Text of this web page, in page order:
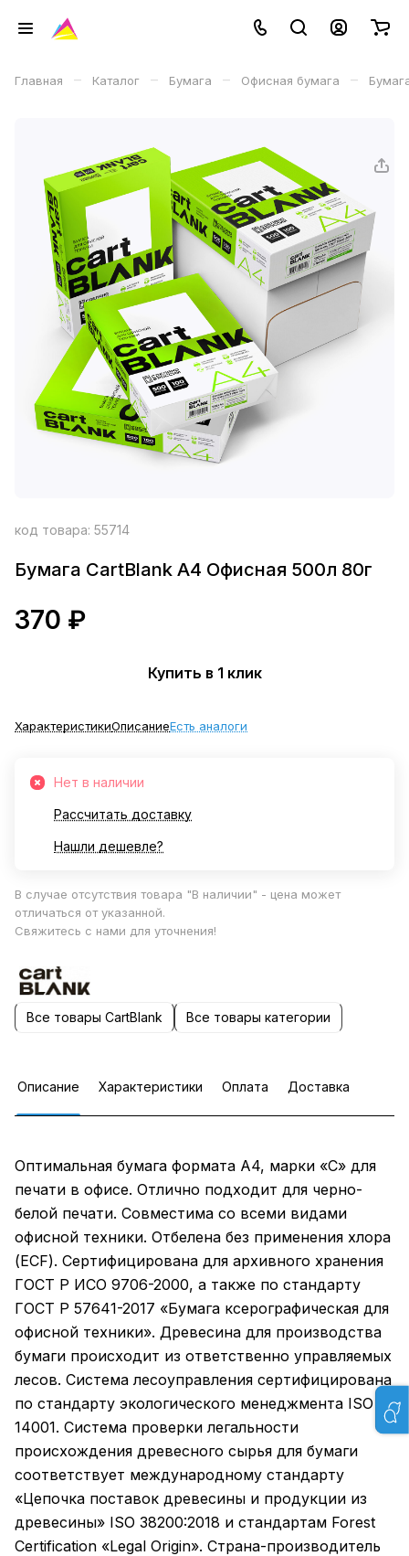
Главная – Каталог – Бумага – Офисная бумага –
код товара: 55714
Бумага CartBlank А4 Офисная 500л 80г
370 ₽
Купить в 1 клик
ХарактеристикиОписаниеЕсть аналоги
Нет в наличии
Рассчитать доставку
Нашли дешевле?
В случае отсутствия товара "В наличии" - цена может
отличаться от указанной.
Свяжитесь с нами для уточнения!
Все товары CartBlank Все товары категории
Описание Характеристики Оплата Доставка
Оптимальная бумага формата А4, марки «С» для
печати в офисе. Отлично подходит для черно-
белой печати. Совместима со всеми видами
офисной техники. Отбелена без применения хлора
(ECF). Сертифицирована для архивного хранения
ГОСТ Р ИСО 9706-2000, а также по стандарту
ГОСТ Р 57641-2017 «Бумага ксерографическая для
офисной техники». Древесина для производства
бумаги происходит из ответственно управляемых
лесов. Система лесоуправления сертифицирована
по стандарту экологического менеджмента ISO
14001. Система проверки легальности
происхождения древесного сырья для бумаги
соответствует международному стандарту
«Цепочка поставок древесины и продукции из
древесины» ISO 38200:2018 и стандартам Forest
Certification «Legal Origin». Страна-производитель